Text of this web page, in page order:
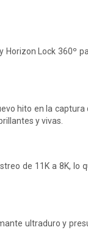
Lock 360º
hito en la captura
y vivas.
de 11K a 8K, lo
ultraduro y